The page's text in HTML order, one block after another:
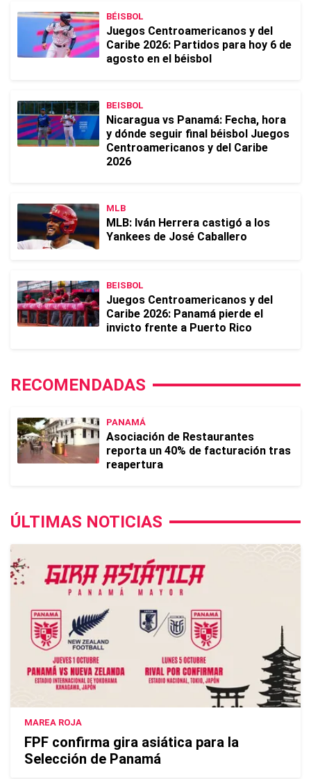
BÉISBOL
Juegos Centroamericanos y del
Caribe 2026: Partidos para hoy 6 de
agosto en el béisbol
BEISBOL
Nicaragua vs Panamá: Fecha, hora
y dónde seguir final béisbol Juegos
Centroamericanos y del Caribe
2026
MLB
MLB: Iván Herrera castigó a los
Yankees de José Caballero
BEISBOL
Juegos Centroamericanos y del
Caribe 2026: Panamá pierde el
invicto frente a Puerto Rico
RECOMENDADAS
PANAMÁ
Asociación de Restaurantes
reporta un 40% de facturación tras
reapertura
ÚLTIMAS NOTICIAS
MAREA ROJA
FPF confirma gira asiática para la
Selección de Panamá